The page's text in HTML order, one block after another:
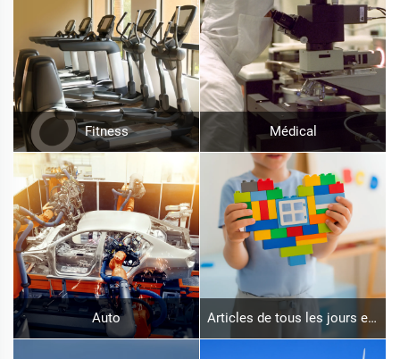
Fitness Médical
Auto Articles de tous les jours et jouets